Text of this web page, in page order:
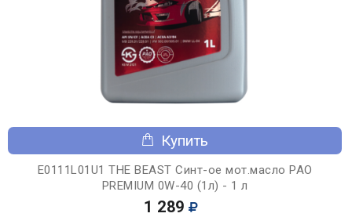
Купить
E0111L01U1 THE BEAST Синт-ое мот.масло PAO
PREMIUM 0W-40 (1л) - 1 л
1 289